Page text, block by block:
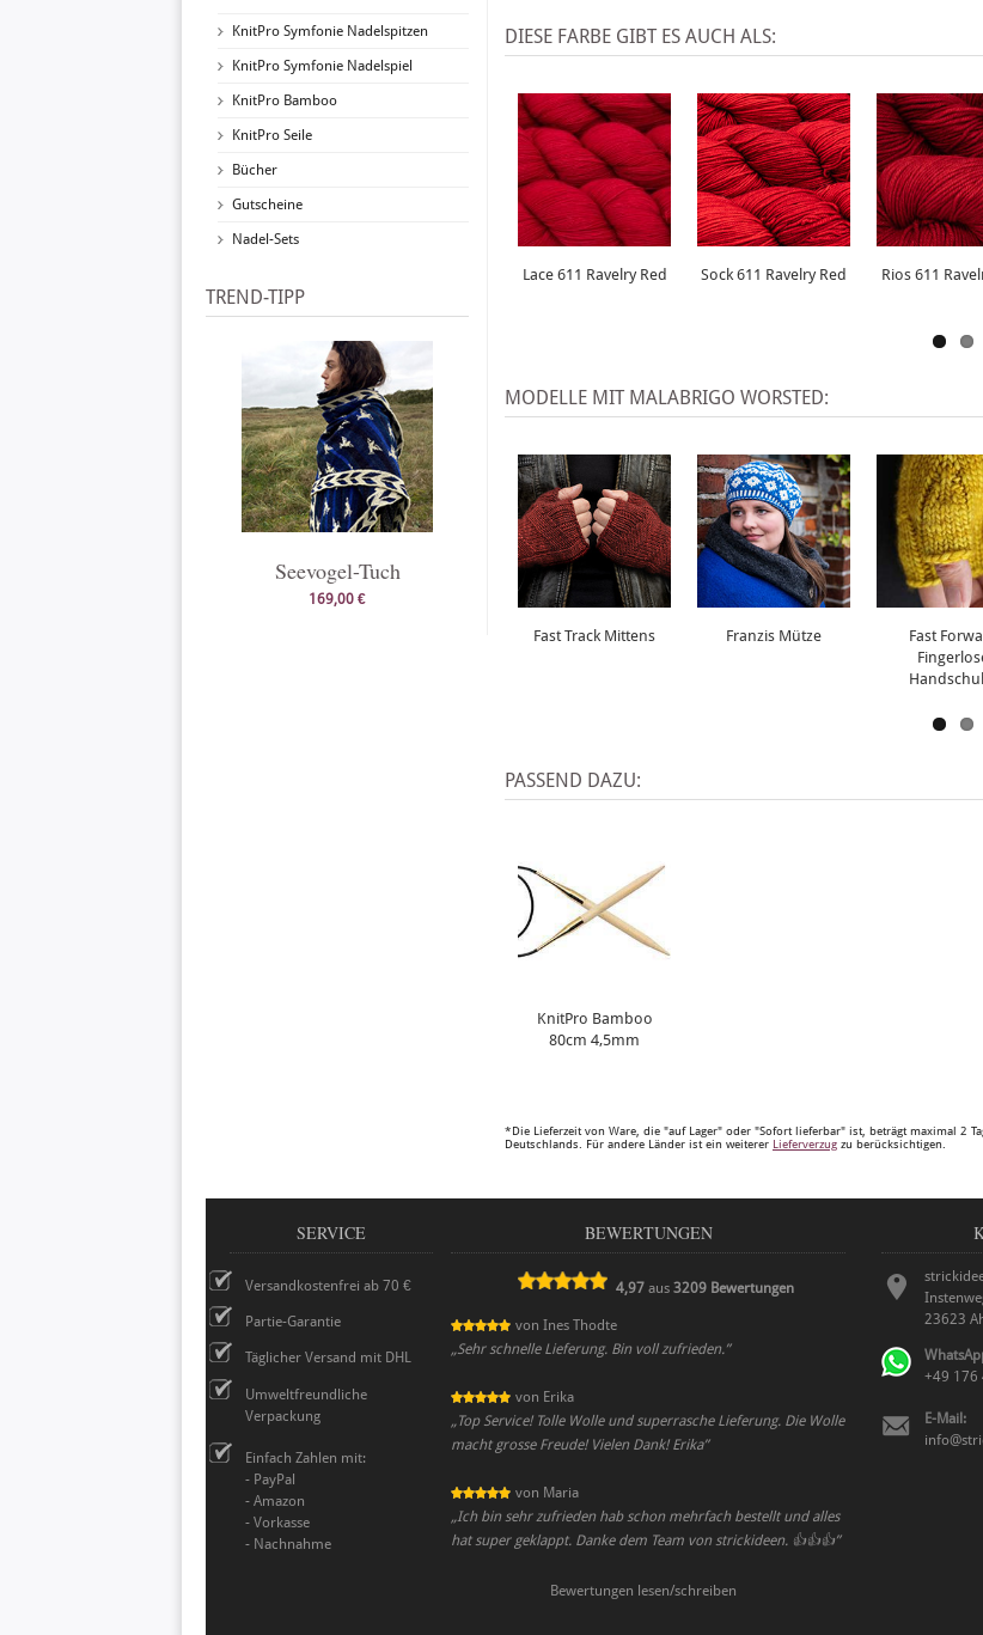
KnitPro Symfonie Nadelspitzen
KnitPro Symfonie Nadelspiel
KnitPro Bamboo
KnitPro Seile
Bücher
Gutscheine
Nadel-Sets
TREND-TIPP
Seevogel-Tuch
169,00 €
DIESE FARBE GIBT ES AUCH ALS:
Lace 611 Ravelry Red Sock 611 Ravelry Red Rios 611
MODELLE MIT MALABRIGO WORSTED:
Fast Track Mittens Franzis Mütze
Fast
PASSEND DAZU:
KnitPro Bamboo
80cm 4,5mm
*Die Lieferzeit von Ware, die "auf Lager" oder "Sofort lieferbar" ist, beträgt maximal 2
Deutschlands. Für andere Länder ist ein weiterer Lieferverzug zu berücksichtigen.
SERVICE
Versandkostenfrei ab 70 €
Partie-Garantie
Täglicher Versand mit DHL
Umweltfreundliche
Verpackung
Einfach Zahlen mit:
- PayPal
- Amazon
- Vorkasse
- Nachnahme
BEWERTUNGEN
4,97 aus3209 Bewertungen
von Ines Thodte
„Sehr schnelle Lieferung. Bin voll zufrieden.”
von Erika
„Top Service! Tolle Wolle und superrasche Lieferung. Die Wolle
macht grosse Freude! Vielen Dank! Erika”
von Maria
„Ich bin sehr zufrieden hab schon mehrfach bestellt und alles
hat super geklappt. Danke dem Team von strickideen. 👍👍👍”
Bewertungen lesen/schreiben
23623
+49 176
E-Mail: